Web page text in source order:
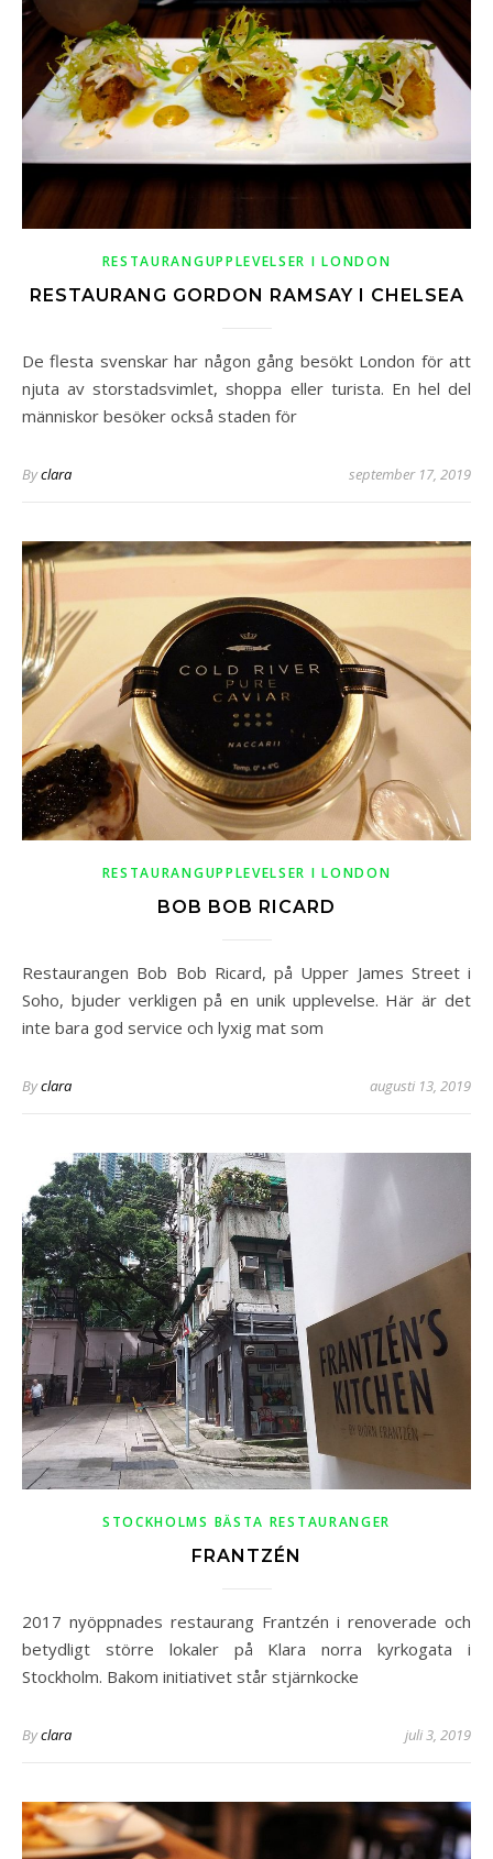
RESTAURANGUPPLEVELSER I LONDON
RESTAURANG GORDON RAMSAY I CHELSEA
De flesta svenskar har någon gång besökt London för att
njuta av storstadsvimlet, shoppa eller turista. En hel del
människor besöker också staden för
Byclara september 17, 2019
RESTAURANGUPPLEVELSER I LONDON
BOB BOB RICARD
Restaurangen Bob Bob Ricard, på Upper James Street i
Soho, bjuder verkligen på en unik upplevelse. Här är det
inte bara god service och lyxig mat som
Byclara augusti 13, 2019
STOCKHOLMS BÄSTA RESTAURANGER
FRANTZÉN
2017 nyöppnades restaurang Frantzén i renoverade och
betydligt större lokaler på Klara norra kyrkogata i
Stockholm. Bakom initiativet står stjärnkocke
Byclara juli 3, 2019